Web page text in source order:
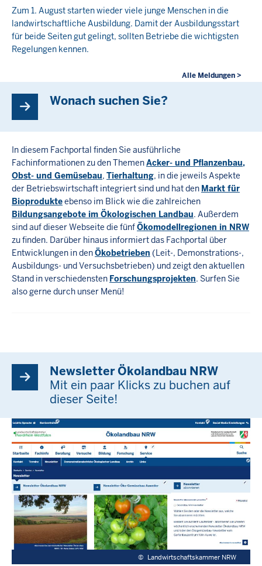
Zum 1. August starten wieder viele junge Menschen in die
landwirtschaftliche Ausbildung. Damit der Ausbildungsstart
für beide Seiten gut gelingt, sollten Betriebe die wichtigsten
Regelungen kennen.
Alle Meldungen >
Wonach suchen Sie?
In diesem Fachportal finden Sie ausführliche
Fachinformationen zu den ThemenAcker- und Pflanzenbau,
Obst- und Gemüsebau, Tierhaltung, in die jeweils Aspekte
der Betriebswirtschaft integriert sind und hat den Markt für
Bioprodukteebenso im Blick wie die zahlreichen
Bildungsangebote im Ökologischen Landbau. Außerdem
sind auf dieser Webseite die fünfÖkomodellregionen in NRW
zu finden. Darüber hinaus informiert das Fachportal über
Entwicklungen in denÖkobetrieben (Leit-, Demonstrations-,
Ausbildungs- und Versuchsbetrieben) und zeigt den aktuellen
Stand in verschiedensten Forschungsprojekten. Surfen Sie
also gerne durch unser Menü!
Newsletter Ökolandbau NRW
Mit ein paar Klicks zu buchen auf
dieser Seite!
© Landwirtschaftskammer NRW